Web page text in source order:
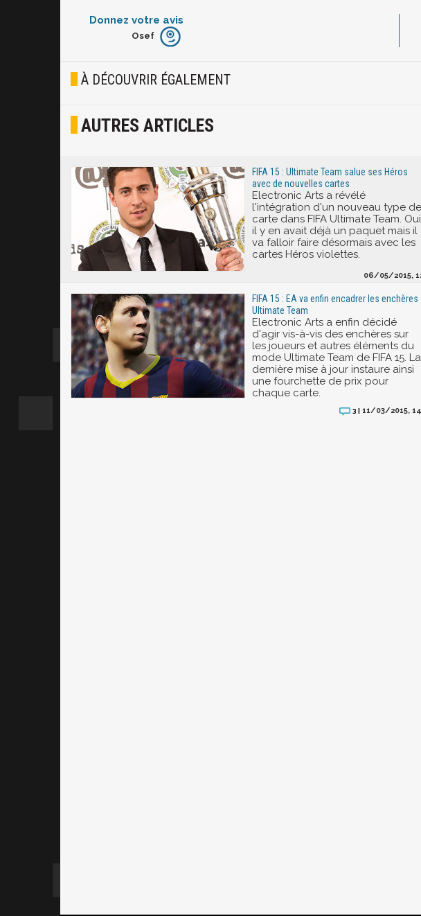
Donnez votre avis
Furieux
Joyeux
Osef
À DÉCOUVRIR ÉGALEMENT
AUTRES ARTICLES
FIFA 15 : Ultimate Team salue ses Héros
avec de nouvelles cartes
Electronic Arts a révélé
l'intégration d'un nouveau type de
carte dans FIFA Ultimate Team.
il y en avait déjà un paquet mais il
va falloir faire désormais avec les
cartes Héros violettes.
06/05/2015,
FIFA 15 : EA va enfin encadrer les enchères
Ultimate Team
Electronic Arts a enfin décidé
d'agir vis-à-vis des enchères sur
les joueurs et autres éléments du
mode Ultimate Team de FIFA 15. La
dernière mise à jour instaure ainsi
une fourchette de prix pour
chaque carte.
3 | 11/03/2015,